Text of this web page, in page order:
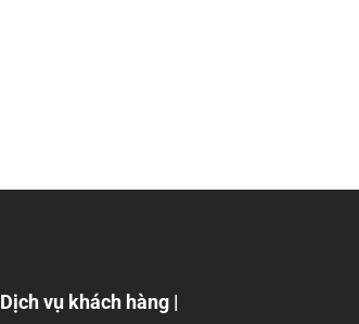
Dịch vụ khách hàng |